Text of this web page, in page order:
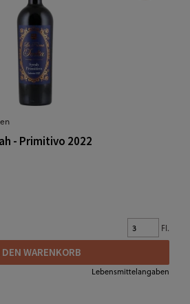
- Primitivo 2022
Fl.
DEN WARENKORB
Lebensmittelangaben